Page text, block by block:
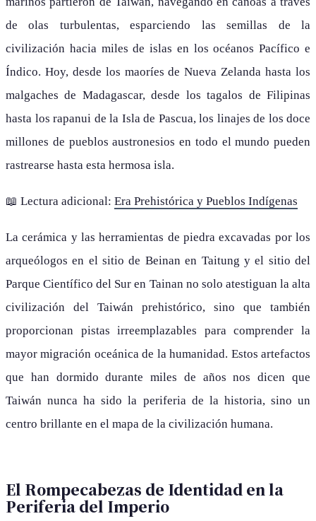
de olas turbulentas, esparciendo las semillas de la
civilización hacia miles de islas en los océanos Pacífico e
Índico. Hoy, desde los maoríes de Nueva Zelanda hasta los
malgaches de Madagascar, desde los tagalos de Filipinas
hasta los rapanui de la Isla de Pascua, los linajes de los doce
millones de pueblos austronesios en todo el mundo pueden
rastrearse hasta esta hermosa isla.
📖 Lectura adicional: Era Prehistórica y Pueblos Indígenas
La cerámica y las herramientas de piedra excavadas por los
arqueólogos en el sitio de Beinan en Taitung y el sitio del
Parque Científico del Sur en Tainan no solo atestiguan la alta
civilización del Taiwán prehistórico, sino que también
proporcionan pistas irreemplazables para comprender la
mayor migración oceánica de la humanidad. Estos artefactos
que han dormido durante miles de años nos dicen que
Taiwán nunca ha sido la periferia de la historia, sino un
centro brillante en el mapa de la civilización humana.
El Rompecabezas de Identidad en la
Periferia del Imperio